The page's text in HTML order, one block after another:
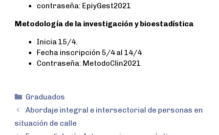
contraseña: EpiyGest2021
Metodología de la investigación y bioestadística
Inicia 15/4.
Fecha inscripción 5/4 al 14/4
Contraseña: MetodoClin2021
Graduados
Abordaje integral e intersectorial de personas en
situación de calle